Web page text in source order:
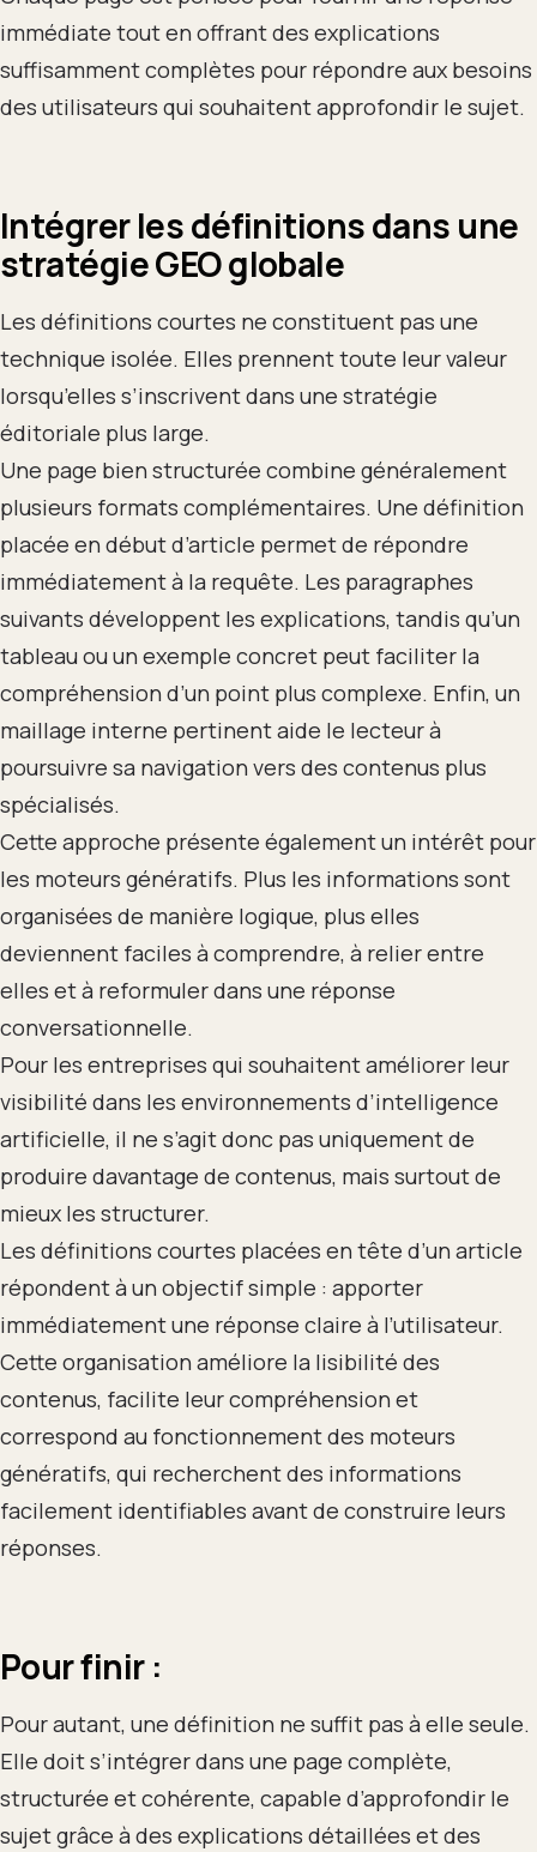
immédiate tout en offrant des explications
suffisamment complètes pour répondre aux besoins
des utilisateurs qui souhaitent approfondir le sujet.
Intégrer les définitions dans une
stratégie GEO globale
Les définitions courtes ne constituent pas une
technique isolée. Elles prennent toute leur valeur
lorsqu’elles s’inscrivent dans une stratégie
éditoriale plus large.
Une page bien structurée combine généralement
plusieurs formats complémentaires. Une définition
placée en début d’article permet de répondre
immédiatement à la requête. Les paragraphes
suivants développent les explications, tandis qu’un
tableau ou un exemple concret peut faciliter la
compréhension d’un point plus complexe. Enfin, un
maillage interne pertinent aide le lecteur à
poursuivre sa navigation vers des contenus plus
spécialisés.
Cette approche présente également un intérêt pour
les moteurs génératifs. Plus les informations sont
organisées de manière logique, plus elles
deviennent faciles à comprendre, à relier entre
elles et à reformuler dans une réponse
conversationnelle.
Pour les entreprises qui souhaitent améliorer leur
visibilité dans les environnements d’intelligence
artificielle, il ne s’agit donc pas uniquement de
produire davantage de contenus, mais surtout de
mieux les structurer.
Les définitions courtes placées en tête d’un article
répondent à un objectif simple : apporter
immédiatement une réponse claire à l’utilisateur.
Cette organisation améliore la lisibilité des
contenus, facilite leur compréhension et
correspond au fonctionnement des moteurs
génératifs, qui recherchent des informations
facilement identifiables avant de construire leurs
réponses.
Pour finir :
Pour autant, une définition ne suffit pas à elle seule.
Elle doit s’intégrer dans une page complète,
structurée et cohérente, capable d’approfondir le
sujet grâce à des explications détaillées et des